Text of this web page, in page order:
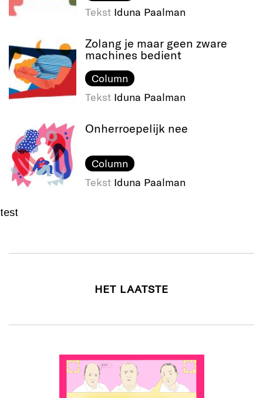
Tekst Iduna Paalman
Zolang je maar geen zware
machines bedient
Column
Tekst Iduna Paalman
Onherroepelijk nee
Column
Tekst Iduna Paalman
test
HET LAATSTE